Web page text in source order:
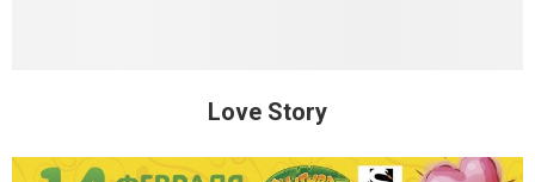
Love Story